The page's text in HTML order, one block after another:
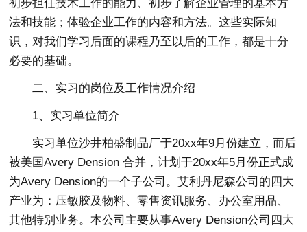
初步担任技术工作的能力、初步了解企业管理的基本方
法和技能；体验企业工作的内容和方法。这些实际知
识，对我们学习后面的课程乃至以后的工作，都是十分
必要的基础。
二、实习的岗位及工作情况介绍
1、实习单位简介
实习单位沙井柏盛制品厂于20xx年9月份建立，而后
被美国Avery Dension 合并，计划于20xx年5月份正式成
为Avery Dension的一个子公司。艾利丹尼森公司的四大
产业为：压敏胶及物料、零售资讯服务、办公室用品、
其他特别业务。本公司主要从事Avery Dension公司四大